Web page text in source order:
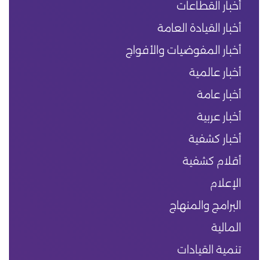
أخبار القطاعات
أخبار القيادة العامة
أخبار المفوضيات والأفواج
أخبار عالمية
أخبار عامة
أخبار عربية
أخبار كشفية
أقلام كشفية
الإعلام
البرامج والمنهاج
المالية
تنمية القيادات